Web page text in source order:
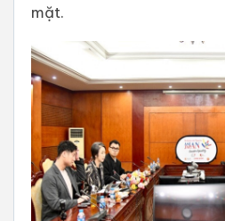
mặt.